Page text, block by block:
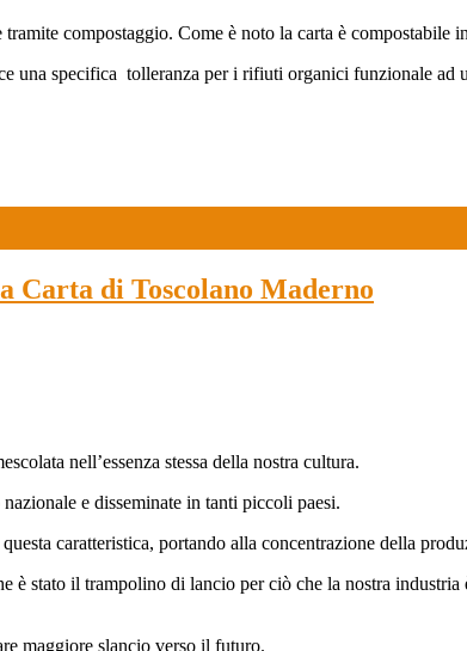
compostaggio. Come è noto la carta è compostabile
specifica tolleranza per i rifiuti organici funzionale ad
di Toscolano Maderno
nell’essenza stessa della nostra cultura.
e disseminate in tanti piccoli paesi.
caratteristica, portando alla concentrazione della
è stato il trampolino di lancio per ciò che la nostra
maggiore slancio verso il futuro.